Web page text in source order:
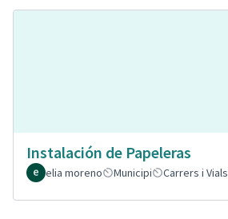
Instalación de Papeleras
elia moreno
Municipi Carrers i Vials